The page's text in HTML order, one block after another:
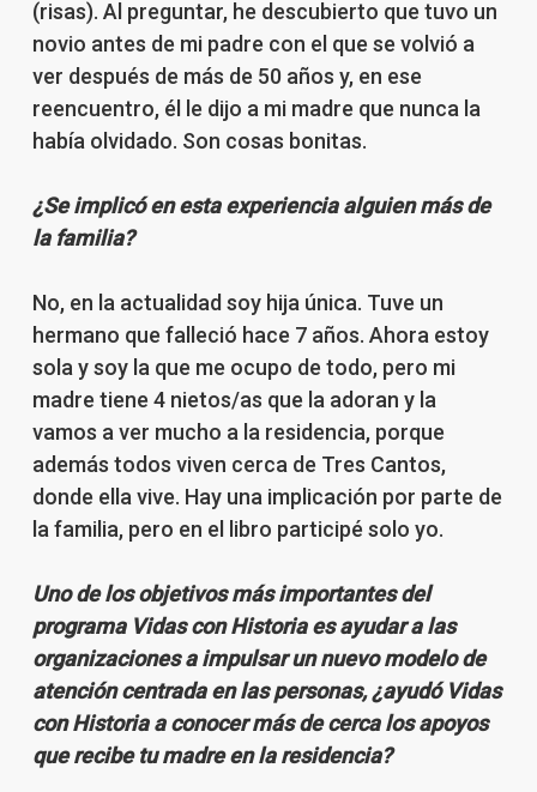
(risas). Al preguntar, he descubierto que tuvo un
novio antes de mi padre con el que se volvió a
ver después de más de 50 años y, en ese
reencuentro, él le dijo a mi madre que nunca la
había olvidado. Son cosas bonitas.
¿Se implicó en esta experiencia alguien más de
la familia?
No, en la actualidad soy hija única. Tuve un
hermano que falleció hace 7 años. Ahora estoy
sola y soy la que me ocupo de todo, pero mi
madre tiene 4 nietos/as que la adoran y la
vamos a ver mucho a la residencia, porque
además todos viven cerca de Tres Cantos,
donde ella vive. Hay una implicación por parte de
la familia, pero en el libro participé solo yo.
Uno de los objetivos más importantes del
programa Vidas con Historia es ayudar a las
organizaciones a impulsar un nuevo modelo de
atención centrada en las personas, ¿ayudó Vidas
con Historia a conocer más de cerca los apoyos
que recibe tu madre en la residencia?